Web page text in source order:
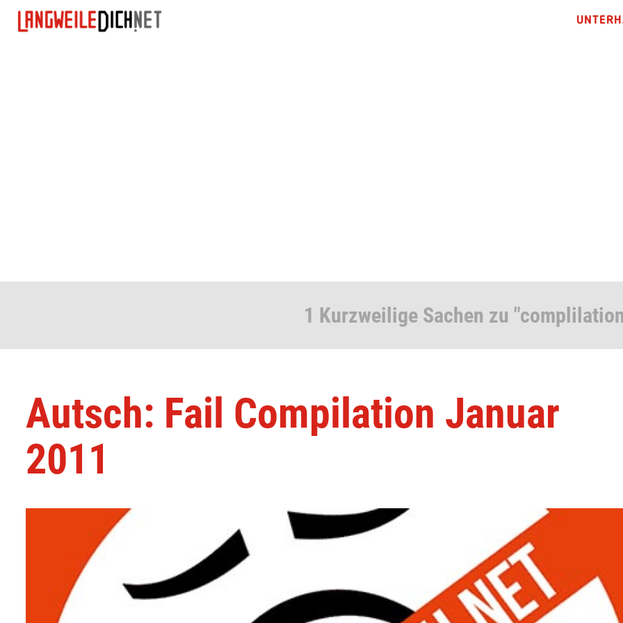
1 Kurzweilige Sachen zu
Autsch: Fail Compilation Januar
2011